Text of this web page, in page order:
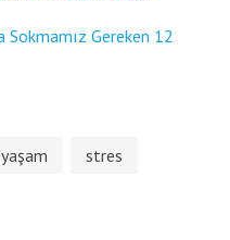
Sokmamız Gereken 12
stres